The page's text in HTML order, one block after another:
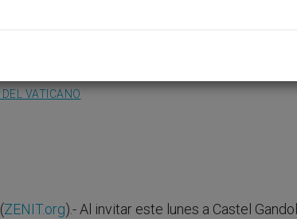
se abre una nueva etapa
VATICANO
ZENIT.org).- Al invitar este lunes a Castel